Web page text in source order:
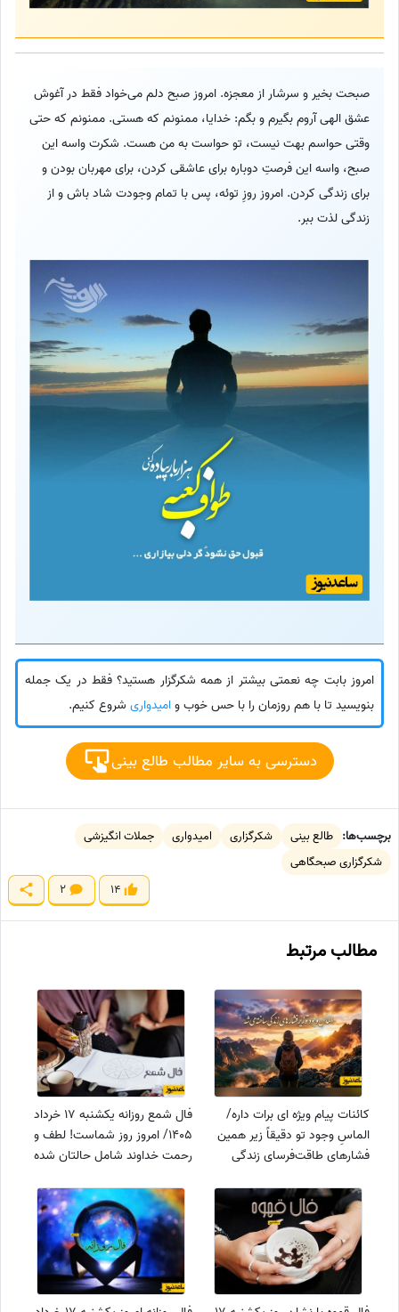
صبحت بخیر و سرشار از معجزه. امروز صبح دلم می‌خواد فقط در آغوش
عشق الهی آروم بگیرم و بگم: خدایا، ممنونم که هستی. ممنونم که حتی
وقتی حواسم بهت نیست، تو حواست به من هست. شکرت واسه این
صبح، واسه این فرصتِ دوباره برای عاشقی کردن، برای مهربان بودن و
برای زندگی کردن. امروز روزِ توئه، پس با تمام وجودت شاد باش و از
زندگی لذت ببر.
امروز بابت چه نعمتی بیشتر از همه شکرگزار هستید؟ فقط در یک جمله
بنویسید تا با هم روزمان را با حس خوب وامیدواری شروع کنیم.
دسترسی به سایر مطالب طالع بینی
برچسب‌ها: طالع بینی شکرگزاری امیدواری
جملات انگیزشی
شکرگزاری صبحگاهی
14
2
مطالب مرتبط
کائنات پیام ویژه ای برات داره/
الماسِ وجود تو دقیقاً زیر همین
فشارهای طاقت‌فرسای زندگی
اعتماد کن 💎/ پیام انگیزشی امروز
+ ویدئو
فال شمع روزانه یکشنبه 17 خرداد
1405/ امروز روز شماست! لطف و
رحمت خداوند شامل حالتان شده
جریان می یابد